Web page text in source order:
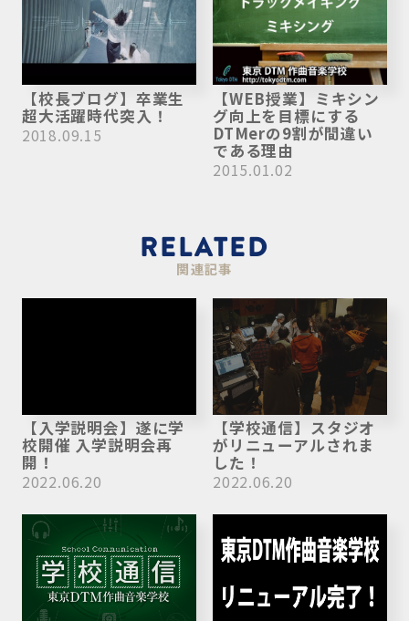
【校長ブログ】卒業生
超大活躍時代突入！
2018.09.15
【WEB授業】ミキシン
グ向上を目標にする
DTMerの9割が間違い
である理由
2015.01.02
RELATED
関連記事
【入学説明会】遂に学
校開催 入学説明会再
開！
2022.06.20
【学校通信】スタジオ
がリニューアルされま
した！
2022.06.20